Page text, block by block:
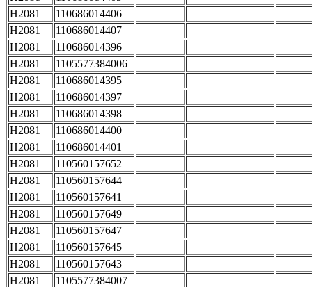
H2081
110686014406
H2081
110686014407
H2081
110686014396
H2081
1105577384006
H2081
110686014395
H2081
110686014397
H2081
110686014398
H2081
110686014400
H2081
110686014401
H2081
110560157652
H2081
110560157644
H2081
110560157641
H2081
110560157649
H2081
110560157647
H2081
110560157645
H2081
110560157643
H2081
1105577384007